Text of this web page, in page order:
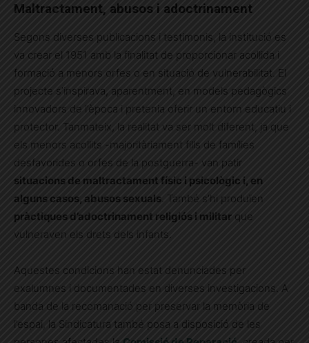
Maltractament, abusos i adoctrinament
Segons diverses publicacions i testimonis, la institució es
va crear el 1951 amb la finalitat de proporcionar acollida i
formació a menors orfes o en situació de vulnerabilitat. El
projecte s’inspirava, aparentment, en models pedagògics
innovadors de l’època i pretenia oferir un entorn educatiu i
protector. Tanmateix, la realitat va ser molt diferent, ja que
els menors acollits -majoritàriament fills de famílies
desfavorides o orfes de la postguerra- van patir
situacions de maltractament físic i psicològic i, en
alguns casos, abusos sexuals . També s’hi produïen
pràctiques d’adoctrinament religiós i militar que
vulneraven els drets dels infants.
Aquestes condicions han estat denunciades per
exalumnes i documentades en diverses investigacions. A
banda de la recomanació per preservar la memòria de
l’espai, la Sindicatura també posa a disposició de les